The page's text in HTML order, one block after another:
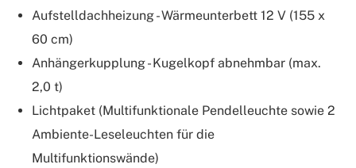
Aufstelldachheizung - Wärmeunterbett 12 V (155 x
60 cm)
Anhängerkupplung - Kugelkopf abnehmbar (max.
2,0 t)
Lichtpaket (Multifunktionale Pendelleuchte sowie 2
Ambiente-Leseleuchten für die
Multifunktionswände)